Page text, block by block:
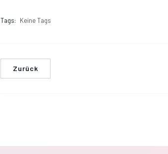
Tags: Keine Tags
Zurück